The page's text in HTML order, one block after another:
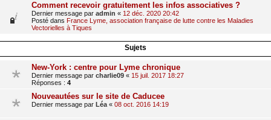
Comment recevoir gratuitement les infos associatives ?
Dernier message par admin « 12 déc. 2020 20:42
Posté dans France Lyme, association française de lutte contre les Maladies
Vectorielles à Tiques
Sujets
New-York : centre pour Lyme chronique
Dernier message par charlie09 « 15 juil. 2017 18:27
Réponses : 4
Nouveautées sur le site de Caducee
Dernier message par Léa « 08 oct. 2016 14:19